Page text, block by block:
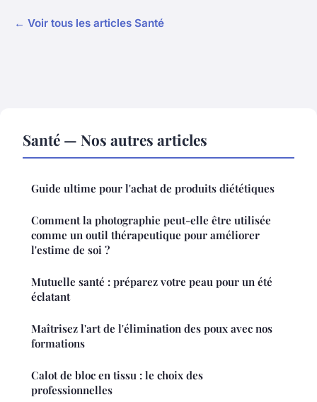
← Voir tous les articles Santé
Santé — Nos autres articles
Guide ultime pour l'achat de produits diététiques
Comment la photographie peut-elle être utilisée
comme un outil thérapeutique pour améliorer
l'estime de soi ?
Mutuelle santé : préparez votre peau pour un été
éclatant
Maîtrisez l'art de l'élimination des poux avec nos
formations
Calot de bloc en tissu : le choix des
professionnelles